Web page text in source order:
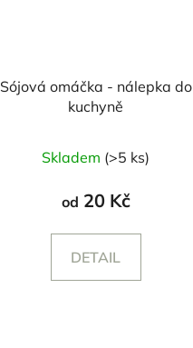
Sójová omáčka - nálepka do
kuchyně
Skladem (>5 ks)
od 20 Kč
DETAIL